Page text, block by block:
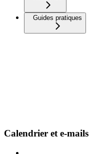
Guides pratiques
Calendrier et e-mails